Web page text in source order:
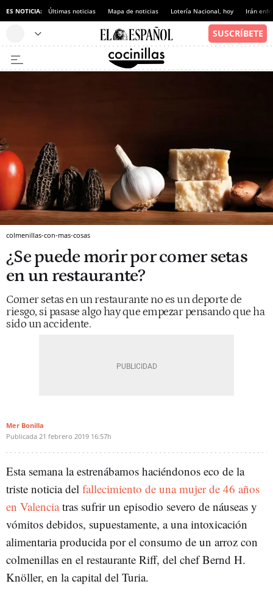
ES NOTICIA: Últimas noticias Mapa de noticias Lotería Nacional, hoy Irán
colmenillas-con-mas-cosas
¿Se puede morir por comer setas
en un restaurante?
Comer setas en un restaurante no es un deporte de
riesgo, si pasase algo hay que empezar pensando que ha
sido un accidente.
Mer Bonilla
Publicada 21 febrero 2019 16:57h
Esta semana la estrenábamos haciéndonos eco de la
triste noticia del fallecimiento de una mujer de 46 años
en Valenciatras sufrir un episodio severo de náuseas y
vómitos debidos, supuestamente, a una intoxicación
alimentaria producida por el consumo de un arroz con
colmenillas en el restaurante Riff, del chef Bernd H.
Knöller, en la capital del Turia.